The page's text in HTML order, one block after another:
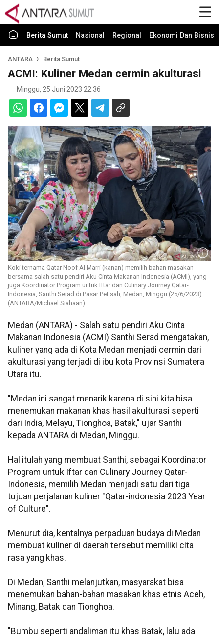
Berita Sumut Nasional Regional Ekonomi Dan Bisnis
ANTARA Berita Sumut
ACMI: Kuliner Medan cermin akulturasi
Minggu, 25 Juni 2023 22:36
Koki ternama Qatar Noof Al Marri (kanan) memilih bahan masakan
bersama salah satu pendiri Aku Cinta Makanan Indonesia (ACMI), yang
juga Koordinator Program untuk Iftar dan Culinary Journey Qatar-
Indonesia, Santhi Serad di Pasar Petisah, Medan, Minggu (25/6/2023).
(ANTARA/Michael Siahaan)
Medan (ANTARA) - Salah satu pendiri Aku Cinta
Makanan Indonesia (ACMI) Santhi Serad mengatakan,
kuliner yang ada di Kota Medan menjadi cermin dari
akulturasi yang terjadi di ibu kota Provinsi Sumatera
Utara itu.
"Medan ini sangat menarik karena di sini kita bisa
menemukan makanan khas hasil akulturasi seperti
dari India, Melayu, Tionghoa, Batak," ujar Santhi
kepada ANTARA di Medan, Minggu.
Hal itulah yang membuat Santhi, sebagai Koordinator
Program untuk Iftar dan Culinary Journey Qatar-
Indonesia, memilih Medan menjadi satu dari tiga
tujuan perjalanan kuliner "Qatar-indonesia 2023 Year
of Culture".
Menurut dia, kentalnya perpaduan budaya di Medan
membuat kuliner di daerah tersebut memiliki cita
rasa yang khas.
Di Medan, Santhi melanjutkan, masyarakat bisa
menemukan bahan-bahan masakan khas etnis Aceh,
Minang, Batak dan Tionghoa.
"Bumbu seperti andaliman itu khas Batak, lalu ada